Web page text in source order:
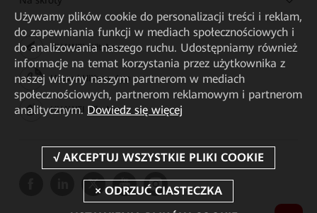
HUAWEI eKit App
Huawei HiKnow App
HUAWEI eFly App
Używamy plików cookie do personalizacji treści i reklam,
do zapewniania funkcji w mediach społecznościowych i
do analizowania naszego ruchu. Udostępniamy również
informacje na temat korzystania przez użytkownika z
naszej witryny naszym partnerom w mediach
społecznościowych, partnerom reklamowym i partnerom
analitycznym. Dowiedz się więcej